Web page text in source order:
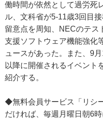
働時間が依然として過労死
ル、文科省が5-11歳3回目
留意点を周知、NECのテス
支援ソフトウェア機能強化
ュースがあった。また、9月
以降に開催されるイベント
紹介する。
◆無料会員サービス「リシ
だければ、毎週月曜日朝6時